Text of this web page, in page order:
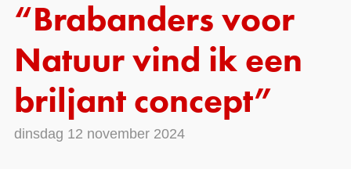
de
pagina
inhoud
“Brabanders voor
Natuur vind ik een
briljant concept”
dinsdag 12 november 2024
Subsidies
Monitoring